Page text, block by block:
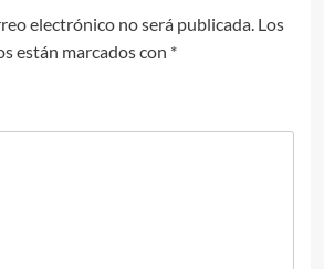
electrónico no será publicada. Los
están marcados con *